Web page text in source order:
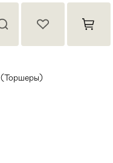
(Торшеры)